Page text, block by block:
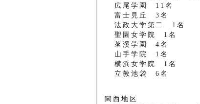
広尾学園 11名
富士見丘 3名
法政大学第二 1名
聖園女学院 1名
茗溪学園 4名
山手学院 1名
横浜女学院 1名
立教池袋 6名
関西地区